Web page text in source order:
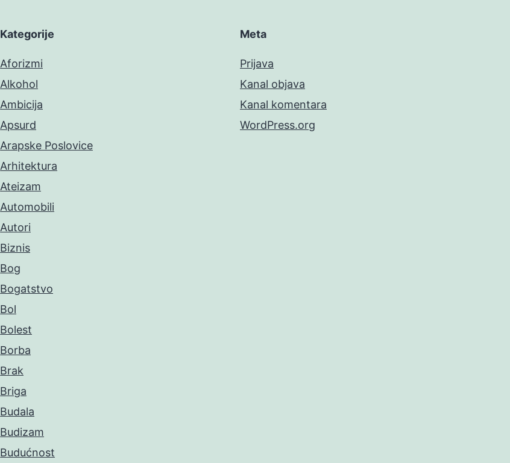
Kategorije
Aforizmi
Alkohol
Ambicija
Apsurd
Arapske Poslovice
Arhitektura
Ateizam
Automobili
Autori
Biznis
Bog
Bogatstvo
Bol
Bolest
Borba
Brak
Briga
Budala
Budizam
Budućnost
Meta
Prijava
Kanal objava
Kanal komentara
WordPress.org